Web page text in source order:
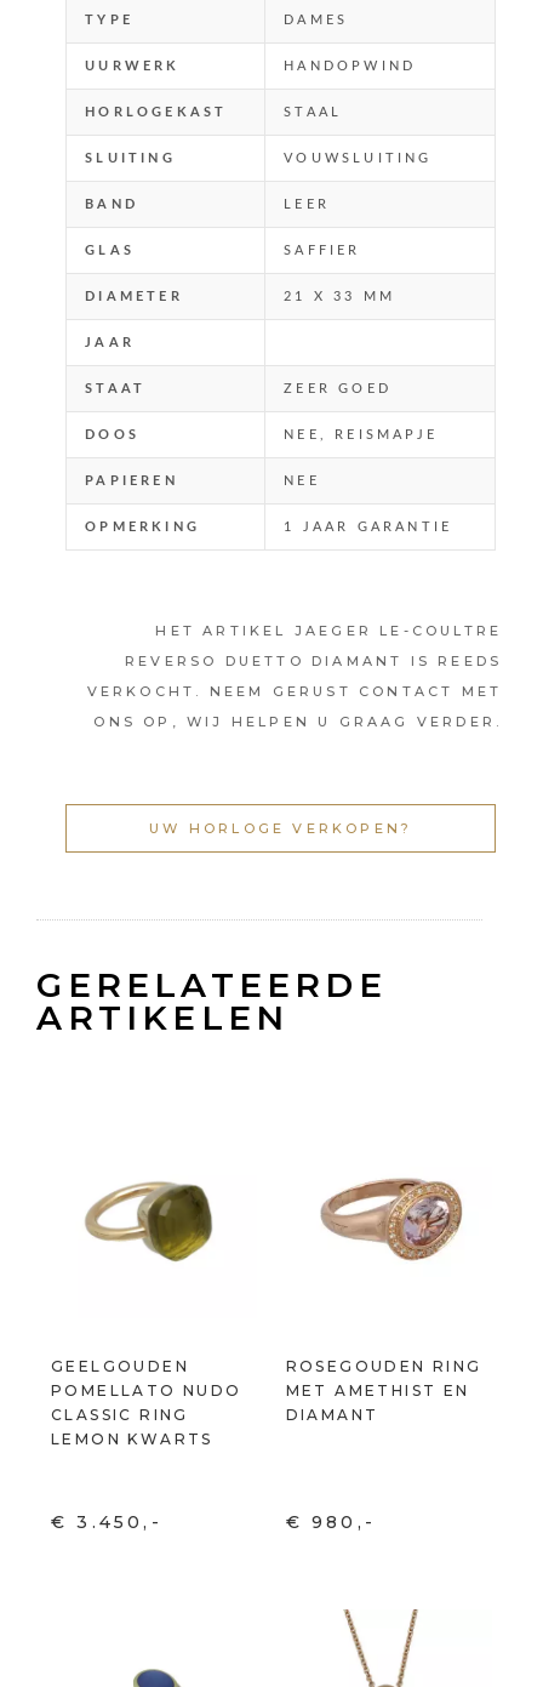
TYPE DAMES
UURWERK HANDOPWIND
HORLOGEKAST STAAL
SLUITING VOUWSLUITING
BAND LEER
GLAS SAFFIER
DIAMETER 21 X 33 MM
JAAR
STAAT ZEER GOED
DOOS NEE, REISMAPJE
PAPIEREN NEE
OPMERKING 1 JAAR GARANTIE
HET ARTIKEL JAEGER LE-COULTRE
REVERSO DUETTO DIAMANT IS REEDS
VERKOCHT. NEEM GERUST CONTACT MET
ONS OP, WIJ HELPEN U GRAAG VERDER.
UW HORLOGE VERKOPEN?
GERELATEERDE
ARTIKELEN
GEELGOUDEN
POMELLATO NUDO
CLASSIC RING
LEMON KWARTS
€ 3.450,-
ROSEGOUDEN RING
MET AMETHIST EN
DIAMANT
€ 980,-